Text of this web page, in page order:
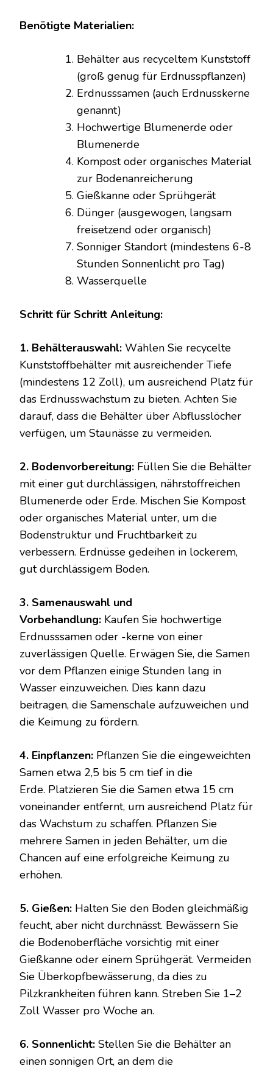
Benötigte Materialien:
Behälter aus recyceltem Kunststoff
(groß genug für Erdnusspflanzen)
Erdnusssamen (auch Erdnusskerne
genannt)
Hochwertige Blumenerde oder
Blumenerde
Kompost oder organisches Material
zur Bodenanreicherung
Gießkanne oder Sprühgerät
Dünger (ausgewogen, langsam
freisetzend oder organisch)
Sonniger Standort (mindestens 6-8
Stunden Sonnenlicht pro Tag)
Wasserquelle
Schritt für Schritt Anleitung:
1. Behälterauswahl: Wählen Sie recycelte
Kunststoffbehälter mit ausreichender Tiefe
(mindestens 12 Zoll), um ausreichend Platz für
das Erdnusswachstum zu bieten. Achten Sie
darauf, dass die Behälter über Abflusslöcher
verfügen, um Staunässe zu vermeiden.
2. Bodenvorbereitung: Füllen Sie die Behälter
mit einer gut durchlässigen, nährstoffreichen
Blumenerde oder Erde. Mischen Sie Kompost
oder organisches Material unter, um die
Bodenstruktur und Fruchtbarkeit zu
verbessern. Erdnüsse gedeihen in lockerem,
gut durchlässigem Boden.
3. Samenauswahl und
Vorbehandlung: Kaufen Sie hochwertige
Erdnusssamen oder -kerne von einer
zuverlässigen Quelle. Erwägen Sie, die Samen
vor dem Pflanzen einige Stunden lang in
Wasser einzuweichen. Dies kann dazu
beitragen, die Samenschale aufzuweichen und
die Keimung zu fördern.
4. Einpflanzen: Pflanzen Sie die eingeweichten
Samen etwa 2,5 bis 5 cm tief in die
Erde. Platzieren Sie die Samen etwa 15 cm
voneinander entfernt, um ausreichend Platz für
das Wachstum zu schaffen. Pflanzen Sie
mehrere Samen in jeden Behälter, um die
Chancen auf eine erfolgreiche Keimung zu
erhöhen.
5. Gießen: Halten Sie den Boden gleichmäßig
feucht, aber nicht durchnässt. Bewässern Sie
die Bodenoberfläche vorsichtig mit einer
Gießkanne oder einem Sprühgerät. Vermeiden
Sie Überkopfbewässerung, da dies zu
Pilzkrankheiten führen kann. Streben Sie 1–2
Zoll Wasser pro Woche an.
6. Sonnenlicht: Stellen Sie die Behälter an
einen sonnigen Ort, an dem die